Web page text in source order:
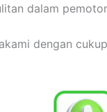
dalam
dengan